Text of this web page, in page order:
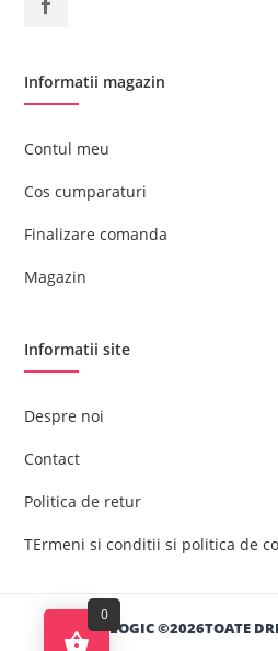
Informatii magazin
Contul meu
Cos cumparaturi
Finalizare comanda
Magazin
Informatii site
Despre noi
Contact
Politica de retur
TErmeni si conditii si politica de
HYPER LOGIC ©2026TOATE
0